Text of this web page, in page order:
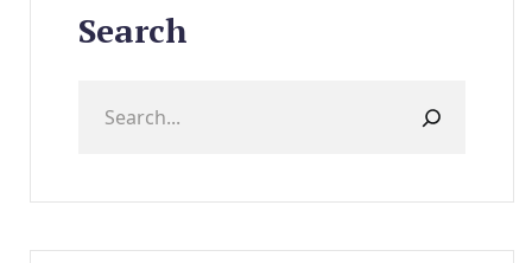
Search